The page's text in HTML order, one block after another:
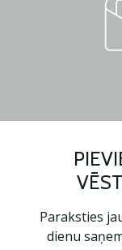
Paraksties
dienu